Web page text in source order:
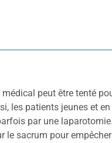
peut être tenté
les patients jeunes et
par une
sacrum pour empêcher